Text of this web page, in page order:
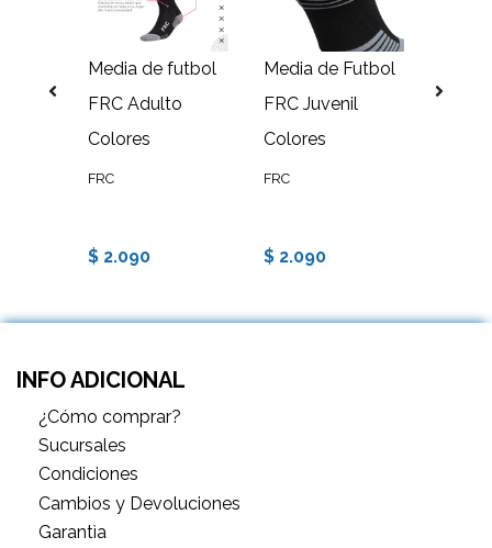
Media de futbol
FRC Adulto
Colores
FRC
$ 2.090
Media de Futbol
FRC Juvenil
Colores
FRC
$ 2.090
INFO ADICIONAL
¿Cómo comprar?
Sucursales
Condiciones
Cambios y Devoluciones
Garantìa